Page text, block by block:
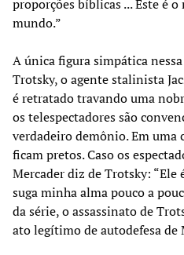
proporções bíblicas ... Este é
mundo.”
A única figura simpática
Trotsky, o agente stalinista
é retratado travando uma
os telespectadores são
verdadeiro demônio. Em uma
ficam pretos. Caso os
Mercader diz de Trotsky:
suga minha alma pouco a
da série, o assassinato de
ato legítimo de autodefesa de